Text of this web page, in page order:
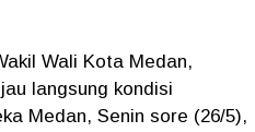
Wali Kota Medan,
langsung kondisi
Medan, Senin sore (26/5),